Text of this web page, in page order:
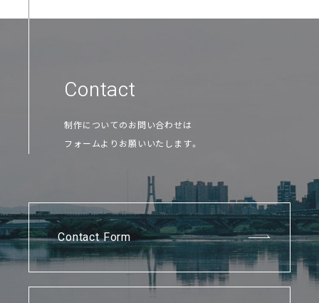
Contact
制作についてのお問い合わせは
フォームよりお願いいたします。
Contact Form